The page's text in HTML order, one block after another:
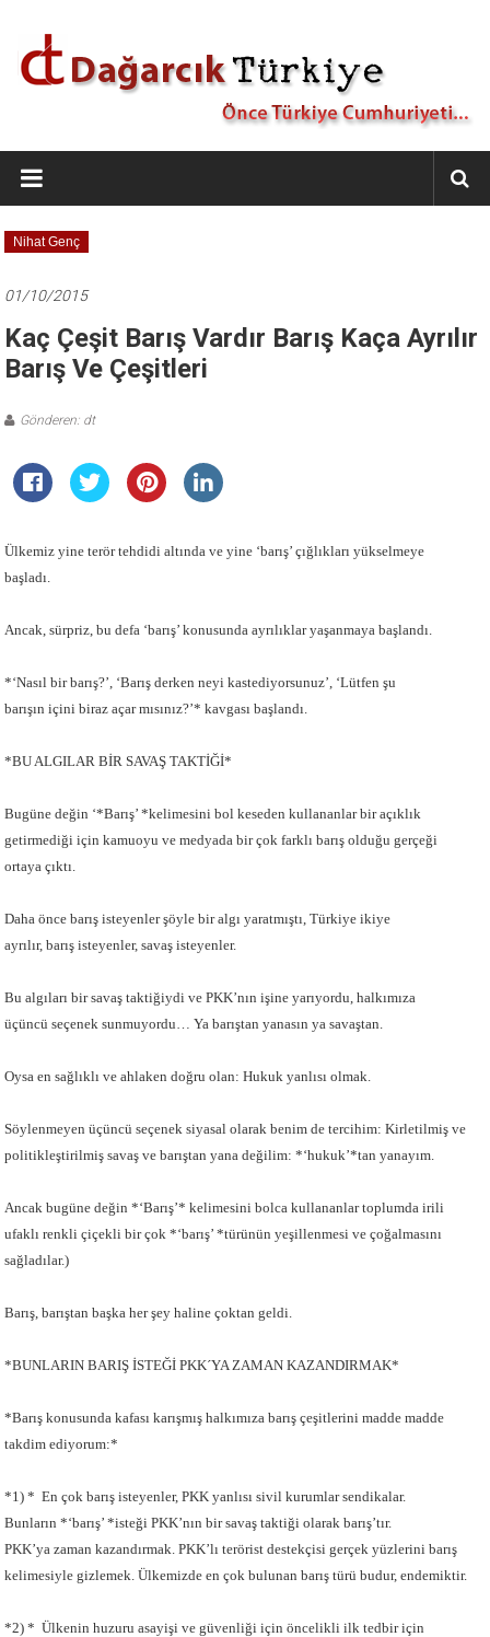
Dağarcık
Türkiye
Önce
Türkiye
Nihat Genç
01/10/2015
Kaç Çeşit Barış Vardır Barış Kaça Ayrılır
Barış Ve Çeşitleri
Gönderen: dt
Ülkemiz yine terör tehdidi altında ve yine ‘barış’ çığlıkları yükselmeye
başladı.
Ancak, sürpriz, bu defa ‘barış’ konusunda ayrılıklar yaşanmaya başlandı.
*‘Nasıl bir barış?’, ‘Barış derken neyi kastediyorsunuz’, ‘Lütfen şu
barışın içini biraz açar mısınız?’* kavgası başlandı.
*BU ALGILAR BİR SAVAŞ TAKTİĞİ*
Bugüne değin ‘*Barış’ *kelimesini bol keseden kullananlar bir açıklık
getirmediği için kamuoyu ve medyada bir çok farklı barış olduğu gerçeği
ortaya çıktı.
Daha önce barış isteyenler şöyle bir algı yaratmıştı, Türkiye ikiye
ayrılır, barış isteyenler, savaş isteyenler.
Bu algıları bir savaş taktiğiydi ve PKK’nın işine yarıyordu, halkımıza
üçüncü seçenek sunmuyordu… Ya barıştan yanasın ya savaştan.
Oysa en sağlıklı ve ahlaken doğru olan: Hukuk yanlısı olmak.
Söylenmeyen üçüncü seçenek siyasal olarak benim de tercihim: Kirletilmiş ve
politikleştirilmiş savaş ve barıştan yana değilim: *‘hukuk’*tan yanayım.
Ancak bugüne değin *‘Barış’* kelimesini bolca kullananlar toplumda irili
ufaklı renkli çiçekli bir çok *‘barış’ *türünün yeşillenmesi ve çoğalmasını
sağladılar.)
Barış, barıştan başka her şey haline çoktan geldi.
*BUNLARIN BARIŞ İSTEĞİ PKK´YA ZAMAN KAZANDIRMAK*
*Barış konusunda kafası karışmış halkımıza barış çeşitlerini madde madde
takdim ediyorum:*
*1) * En çok barış isteyenler, PKK yanlısı sivil kurumlar sendikalar.
Bunların *‘barış’ *isteği PKK’nın bir savaş taktiği olarak barış’tır.
PKK’ya zaman kazandırmak. PKK’lı terörist destekçisi gerçek yüzlerini barış
kelimesiyle gizlemek. Ülkemizde en çok bulunan barış türü budur, endemiktir.
*2) * Ülkenin huzuru asayişi ve güvenliği için öncelikli ilk tedbir için